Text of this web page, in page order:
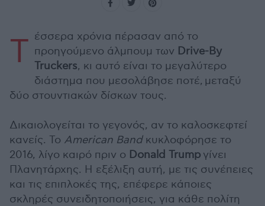
Τ έσσερα χρόνια πέρασαν από το
προηγούμενο άλμπουμ των Drive-By
Truckers, κι αυτό είναι το μεγαλύτερο
διάστημα που μεσολάβησε ποτέ, μεταξύ
δύο στουντιακών δίσκων τους.
Δικαιολογείται το γεγονός, αν το καλοσκεφτεί
κανείς. Το American Bandκυκλοφόρησε το
2016, λίγο καιρό πριν ο Donald Trump γίνει
Πλανητάρχης. Η εξέλιξη αυτή, με τις συνέπειες
και τις επιπλοκές της, επέφερε κάποιες
σκληρές συνειδητοποιήσεις, για κάθε πολίτη